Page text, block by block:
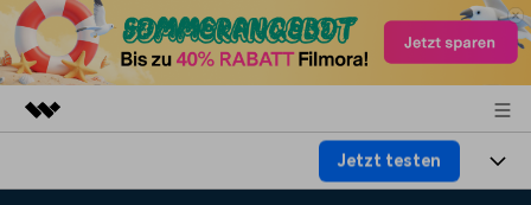
Jetzt testen